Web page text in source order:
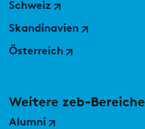
Schweiz
Skandinavien
Österreich
Weitere zeb-Bereiche
Alumni